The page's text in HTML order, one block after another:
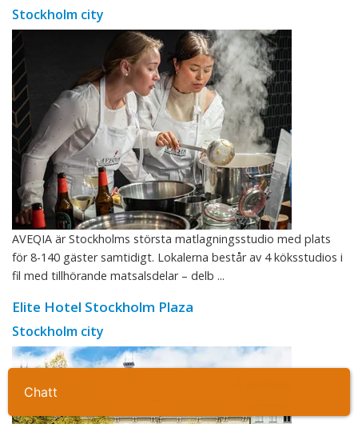
Ta kontakt
Stockholm city
AVEQIA är Stockholms största matlagningsstudio med plats
för 8-140 gäster samtidigt. Lokalerna består av 4 köksstudios i
fil med tillhörande matsalsdelar – delb ...
Elite Hotel Stockholm Plaza
Stockholm city